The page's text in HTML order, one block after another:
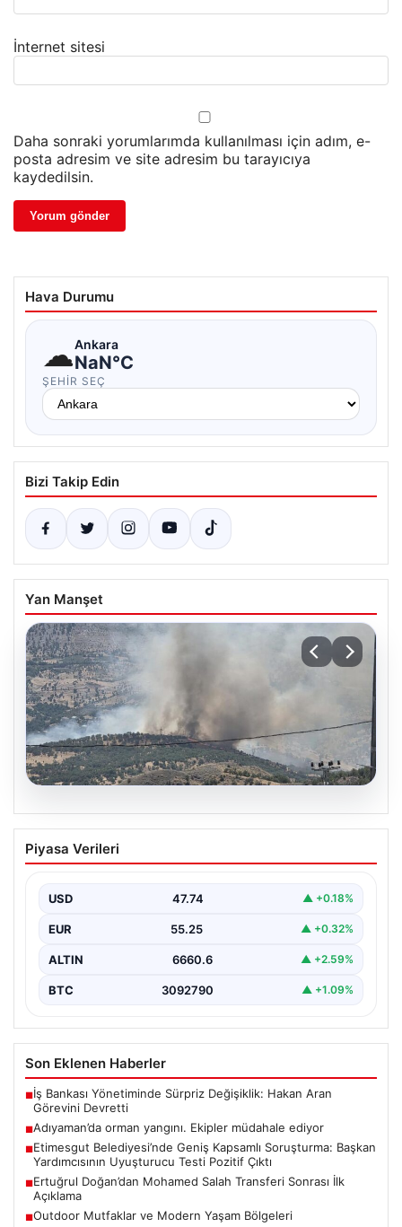
İnternet sitesi
Daha sonraki yorumlarımda kullanılması için adım, e-
posta adresim ve site adresim bu tarayıcıya
kaydedilsin.
Hava Durumu
☁Ankara
NaN°C
ŞEHIR SEÇ
Bizi Takip Edin
Yan Manşet
Adıyaman’da orman yangını. Ekipler
müdahale ediyor
Alınmaya Çalışılıyor”, “content”: “ Adıyaman iline bağlı…
Piyasa Verileri
USD 47.74 ▲ +0.18%
EUR 55.25 ▲ +0.32%
ALTIN 6660.6 ▲ +2.59%
BTC 3092790 ▲ +1.09%
Son Eklenen Haberler
■İş Bankası Yönetiminde Sürpriz Değişiklik: Hakan Aran
Görevini Devretti
■Adıyaman’da orman yangını. Ekipler müdahale ediyor
■Etimesgut Belediyesi’nde Geniş Kapsamlı Soruşturma: Başkan
Yardımcısının Uyuşturucu Testi Pozitif Çıktı
■Ertuğrul Doğan’dan Mohamed Salah Transferi Sonrası İlk
Açıklama
■Outdoor Mutfaklar ve Modern Yaşam Bölgeleri